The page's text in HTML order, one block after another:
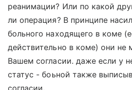
реанимации? Или по какой
ли операция? В принципе
больного находящего в коме
действительно в коме) они не
Вашем согласии. даже если у
статус - боьной также
согласии.